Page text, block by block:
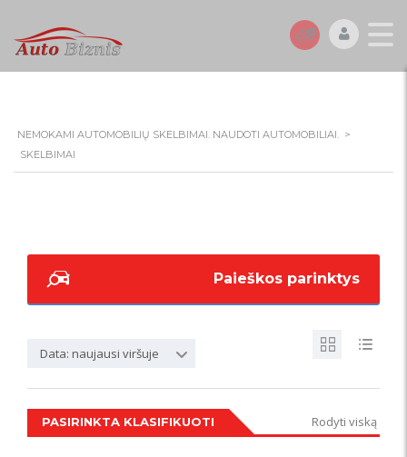
NEMOKAMI AUTOMOBILIŲ SKELBIMAI. NAUDOTI AUTOMOBILIAI. >
SKELBIMAI
Paieškos parinktys
Data: naujausi viršuje
PASIRINKTA KLASIFIKUOTI Rodyti viską